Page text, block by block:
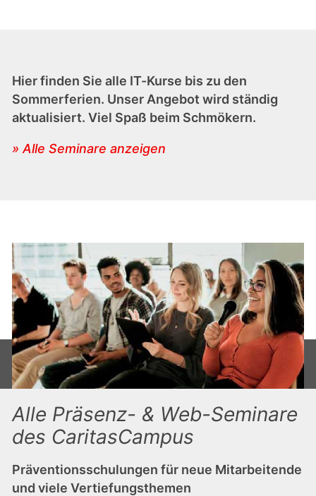
Hier finden Sie alle IT-Kurse bis zu den
Sommerferien. Unser Angebot wird ständig
aktualisiert. Viel Spaß beim Schmökern.
» Alle Seminare anzeigen
Alle Präsenz- & Web-Seminare
des CaritasCampus
Präventionsschulungen für neue Mitarbeitende
und viele Vertiefungsthemen